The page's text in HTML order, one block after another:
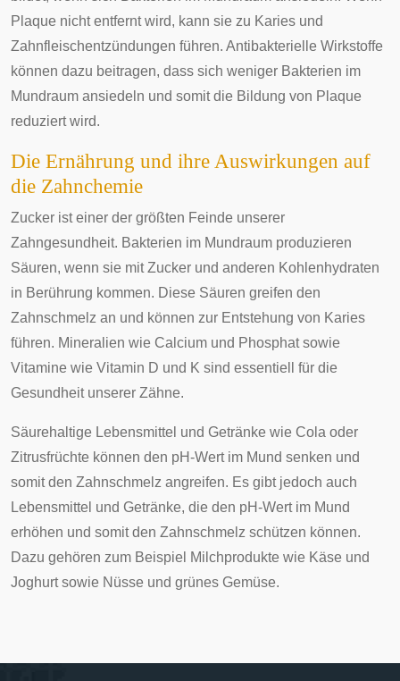
Plaque nicht entfernt wird, kann sie zu Karies und
Zahnfleischentzündungen führen. Antibakterielle Wirkstoffe
können dazu beitragen, dass sich weniger Bakterien im
Mundraum ansiedeln und somit die Bildung von Plaque
reduziert wird.
Die Ernährung und ihre Auswirkungen auf
die Zahnchemie
Zucker ist einer der größten Feinde unserer
Zahngesundheit. Bakterien im Mundraum produzieren
Säuren, wenn sie mit Zucker und anderen Kohlenhydraten
in Berührung kommen. Diese Säuren greifen den
Zahnschmelz an und können zur Entstehung von Karies
führen. Mineralien wie Calcium und Phosphat sowie
Vitamine wie Vitamin D und K sind essentiell für die
Gesundheit unserer Zähne.
Säurehaltige Lebensmittel und Getränke wie Cola oder
Zitrusfrüchte können den pH-Wert im Mund senken und
somit den Zahnschmelz angreifen. Es gibt jedoch auch
Lebensmittel und Getränke, die den pH-Wert im Mund
erhöhen und somit den Zahnschmelz schützen können.
Dazu gehören zum Beispiel Milchprodukte wie Käse und
Joghurt sowie Nüsse und grünes Gemüse.